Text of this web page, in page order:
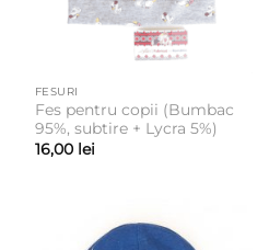
FESURI
Fes pentru copii (Bumbac
95%, subtire + Lycra 5%)
16,00 lei